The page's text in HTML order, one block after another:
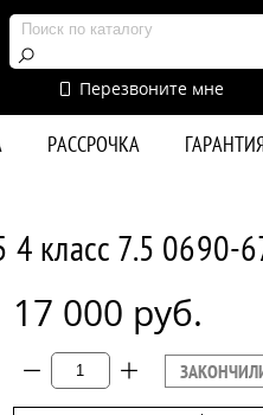
Перезвоните мне
РАССРОЧКА
класс 7.5 0690-
17 000 руб.